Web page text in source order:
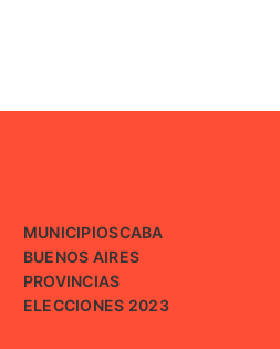
MUNICIPIOSCABA
BUENOS AIRES
PROVINCIAS
ELECCIONES 2023